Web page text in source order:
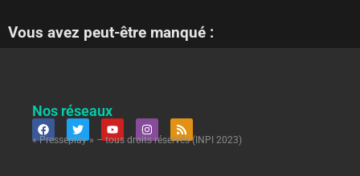
Vous avez peut-être manqué :
Nos réseaux
« Presseplay » – tous droits réservés (INPI 2023)